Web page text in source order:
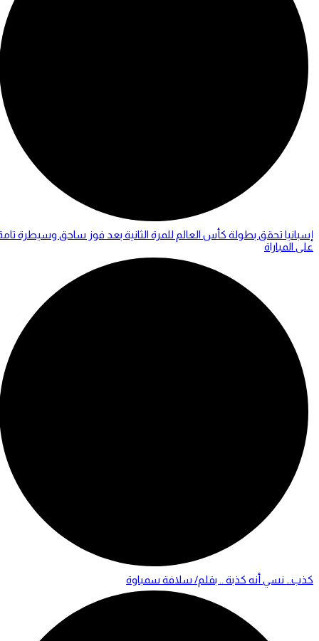
إسبانيا تحقق بطولة كأس العالم للمرة الثانية بعد فوز ساحق وسيطرة تامة
على المباراة
كذب… نسي أنه كذبة .. بقلم/ سلافة سمباوة